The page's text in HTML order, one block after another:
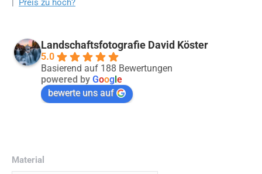
| Preis zu hoch?
Landschaftsfotografie David Köster
5.0
Basierend auf 188 Bewertungen
powered by Google
bewerte uns auf
Material